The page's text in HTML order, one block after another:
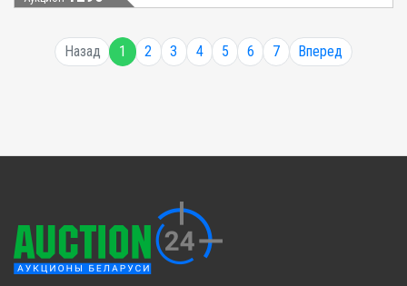
Назад 1 2 3 4 5 6 7 Вперед